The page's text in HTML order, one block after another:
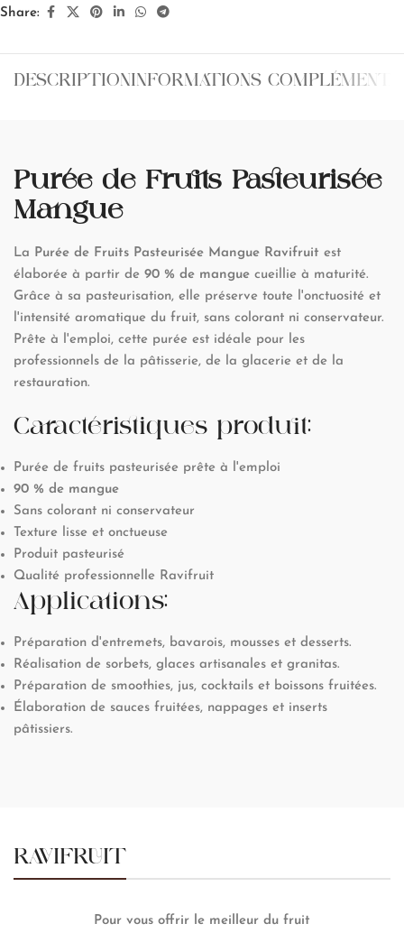
Share:
DESCRIPTIONINFORMATIONS
Purée de Fruits Pasteurisée
Mangue
La Purée de Fruits Pasteurisée Mangue Ravifruit est
élaborée à partir de 90 % de mangue cueillie à maturité.
Grâce à sa pasteurisation, elle préserve toute l'onctuosité et
l'intensité aromatique du fruit, sans colorant ni conservateur.
Prête à l'emploi, cette purée est idéale pour les
professionnels de la pâtisserie, de la glacerie et de la
restauration.
Caractéristiques produit:
Purée de fruits pasteurisée prête à l'emploi
90 % de mangue
Sans colorant ni conservateur
Texture lisse et onctueuse
Produit pasteurisé
Qualité professionnelle Ravifruit
Applications:
Préparation d'entremets, bavarois, mousses et desserts.
Réalisation de sorbets, glaces artisanales et granitas.
Préparation de smoothies, jus, cocktails et boissons fruitées.
Élaboration de sauces fruitées, nappages et inserts
pâtissiers.
RAVIFRUIT
Pour vous offrir le meilleur du fruit